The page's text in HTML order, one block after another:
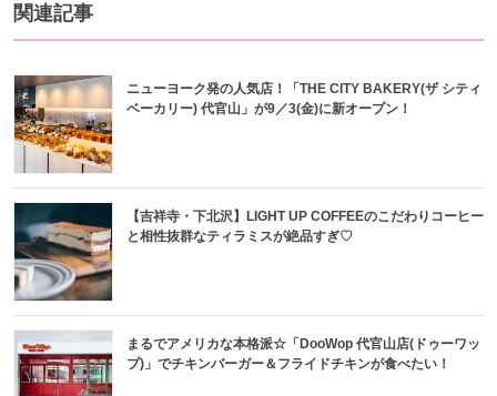
関連記事
ニューヨーク発の人気店！「THE CITY BAKERY(ザ シティ
ベーカリー) 代官山」が9／3(金)に新オープン！
【吉祥寺・下北沢】LIGHT UP COFFEEのこだわりコーヒー
と相性抜群なティラミスが絶品すぎ♡
まるでアメリカな本格派☆「DooWop 代官山店(ドゥーワッ
プ)」でチキンバーガー＆フライドチキンが食べたい！